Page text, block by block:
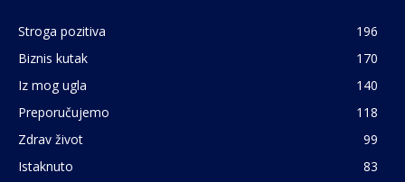
Stroga pozitiva
196
Biznis kutak
170
Iz mog ugla
140
Preporučujemo
118
Zdrav život
99
Istaknuto
83